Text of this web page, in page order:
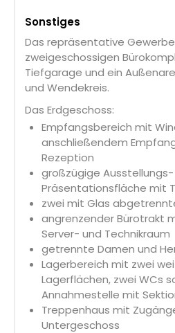
Sonstiges
Das repräsentative
zweigeschossigen
Tiefgarage und ein
und Wendekreis.
Das Erdgeschoss:
Empfangsbereich mit
anschließendem
Rezeption
großzügige
Präsentationsfläche mit
zwei mit Glas
angrenzender Bürotrakt
Server- und Technikraum
getrennte Damen und
Lagerbereich mit zwei
Lagerflächen, zwei WCs
Annahmestelle mit
Treppenhaus mit
Untergeschoss